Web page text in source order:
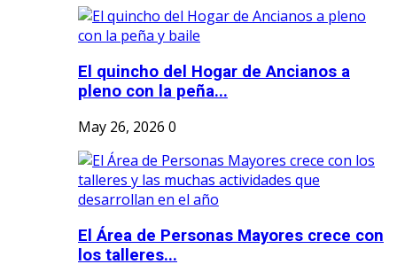
El quincho del Hogar de Ancianos a
pleno con la peña...
May 26, 2026 0
El Área de Personas Mayores crece con
los talleres...